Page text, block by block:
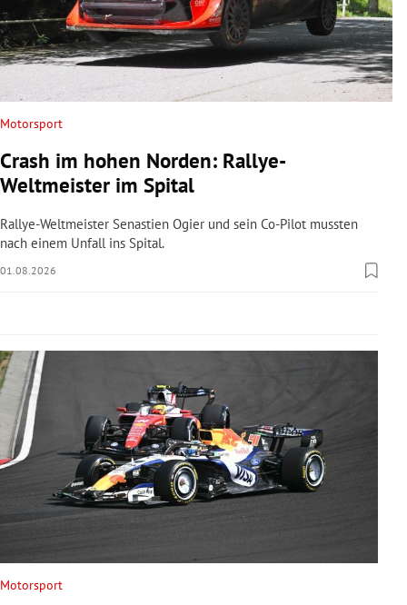
Untermenü
Untermenü
Untermenü
Untermenü
Untermenü
Motorsport
Crash im hohen Norden: Rallye-
Weltmeister im Spital
Rallye-Weltmeister Senastien Ogier und sein Co-Pilot mussten
nach einem Unfall ins Spital.
01.08.2026
Motorsport